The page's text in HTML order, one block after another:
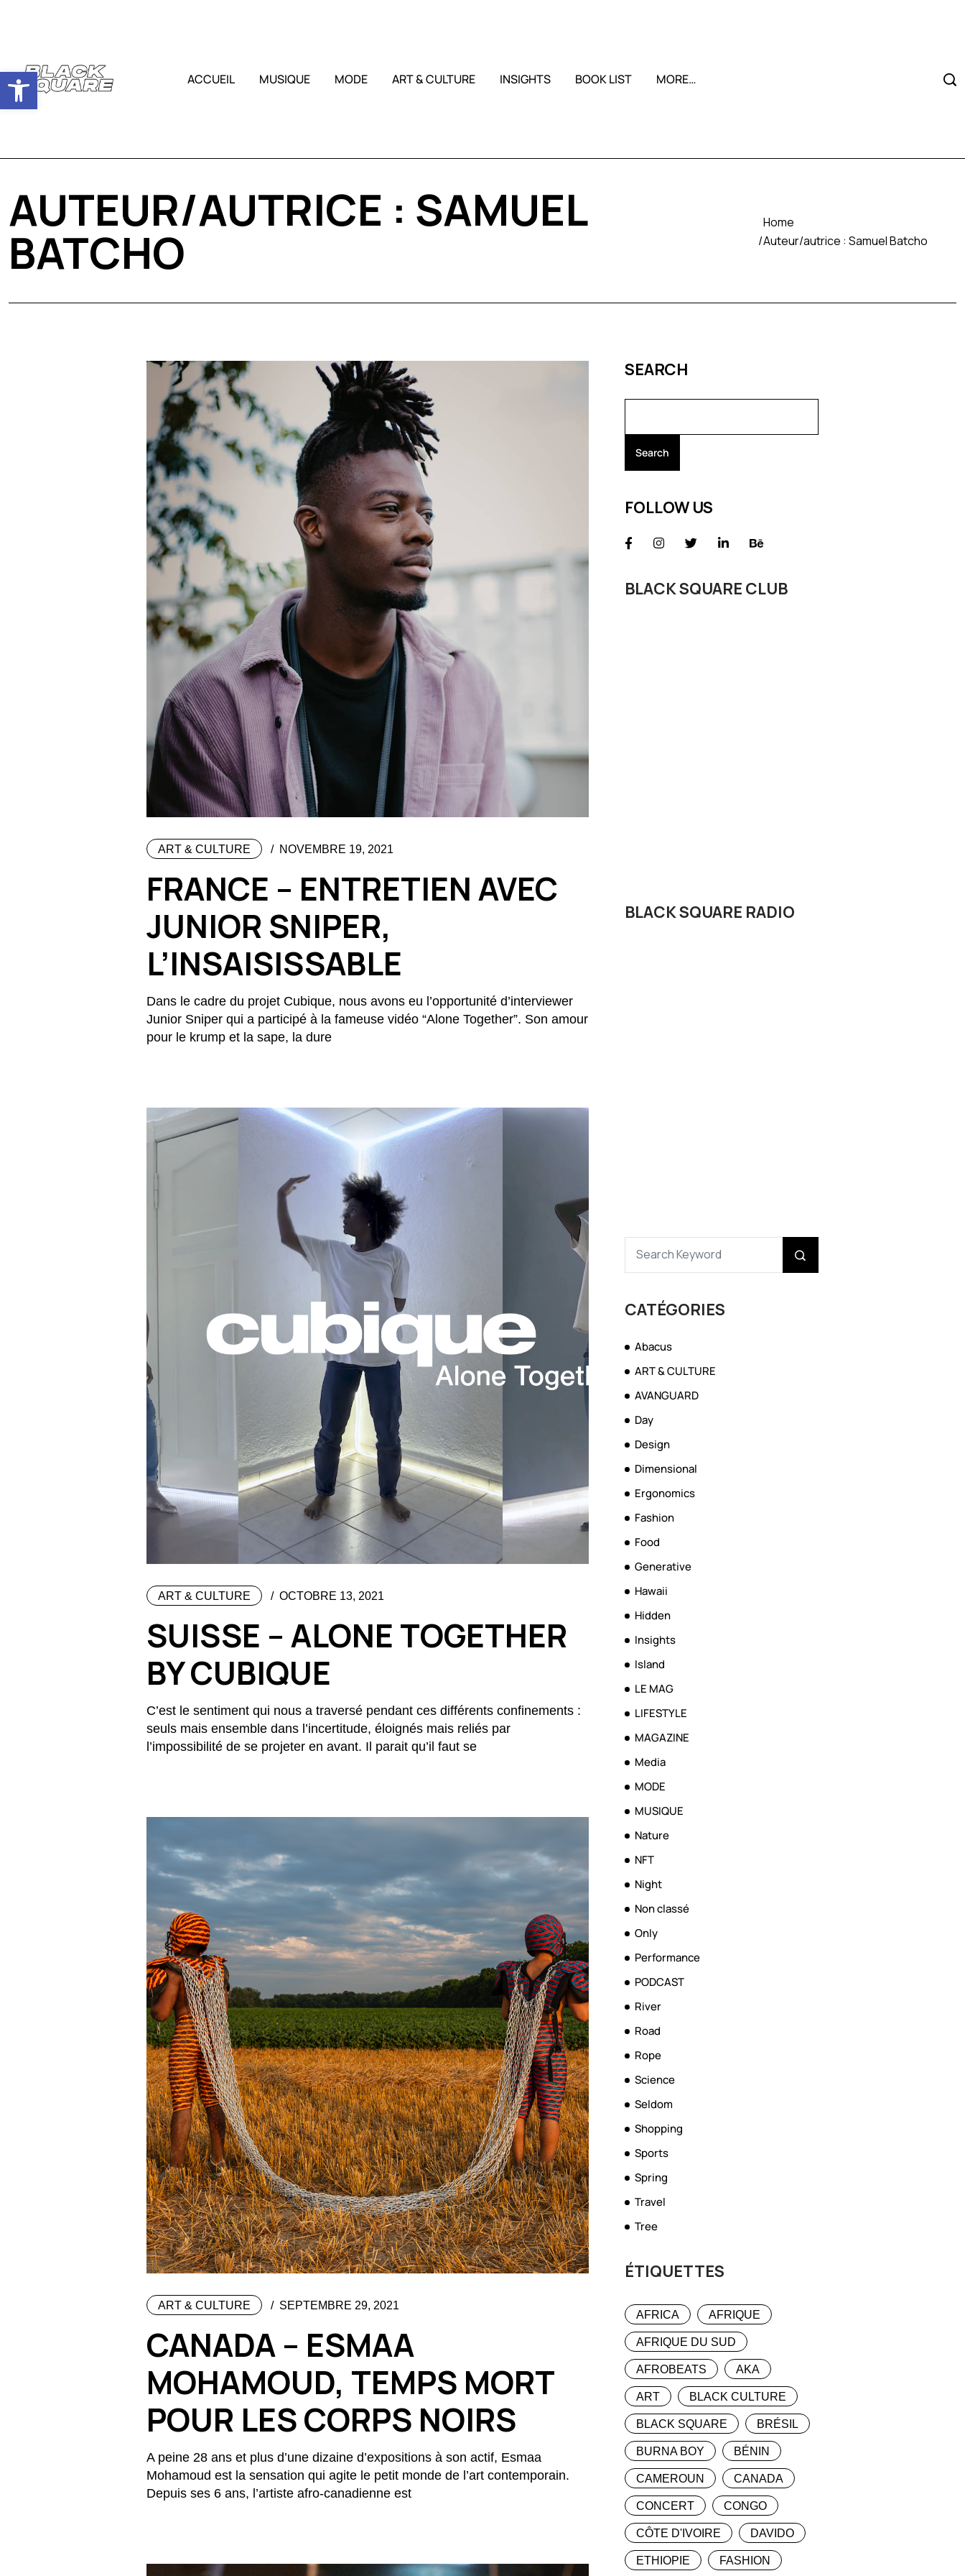
Ouvrir la barre d’outils ACCUEIL MUSIQUE MODE ART & CULTURE INSIGHTS BOOK LIST MORE…
AUTEUR/AUTRICE : SAMUEL
BATCHO
Home
Auteur/autrice :Samuel Batcho
ART & CULTURE NOVEMBRE 19, 2021
FRANCE – ENTRETIEN AVEC
JUNIOR SNIPER,
L’INSAISISSABLE
Dans le cadre du projet Cubique, nous avons eu l’opportunité d’interviewer
Junior Sniper qui a participé à la fameuse vidéo “Alone Together”. Son amour
pour le krump et la sape, la dure
ART & CULTURE OCTOBRE 13, 2021
SUISSE – ALONE TOGETHER
BY CUBIQUE
C’est le sentiment qui nous a traversé pendant ces différents confinements :
seuls mais ensemble dans l’incertitude, éloignés mais reliés par
l’impossibilité de se projeter en avant. Il parait qu’il faut se
ART & CULTURE SEPTEMBRE 29, 2021
CANADA – ESMAA
MOHAMOUD, TEMPS MORT
POUR LES CORPS NOIRS
A peine 28 ans et plus d’une dizaine d’expositions à son actif, Esmaa
Mohamoud est la sensation qui agite le petit monde de l’art contemporain.
Depuis ses 6 ans, l’artiste afro-canadienne est
SEARCH
Search
FOLLOW US
BLACK SQUARE CLUB
BLACK SQUARE RADIO
CATÉGORIES
Abacus
ART & CULTURE
AVANGUARD
Day
Design
Dimensional
Ergonomics
Fashion
Food
Generative
Hawaii
Hidden
Insights
Island
LE MAG
LIFESTYLE
MAGAZINE
Media
MODE
MUSIQUE
Nature
NFT
Night
Non classé
Only
Performance
PODCAST
River
Road
Rope
Science
Seldom
Shopping
Sports
Spring
Travel
Tree
ÉTIQUETTES
AFRICA AFRIQUE
AFRIQUE DU SUD
AFROBEATS AKA
ART BLACK CULTURE
BLACK SQUARE BRÉSIL
BURNA BOY BÉNIN
CAMEROUN CANADA
CONCERT CONGO
CÔTE D'IVOIRE DAVIDO
ETHIOPIE FASHION